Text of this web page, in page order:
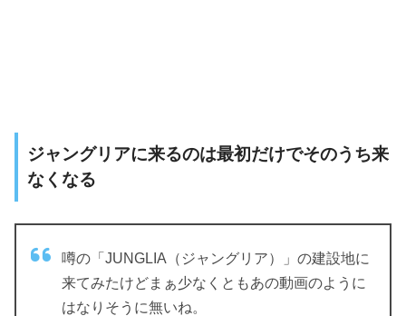
ジャングリアに来るのは最初だけでそのうち来
なくなる
噂の「JUNGLIA（ジャングリア）」の建設地に
来てみたけどまぁ少なくともあの動画のように
はなりそうに無いね。